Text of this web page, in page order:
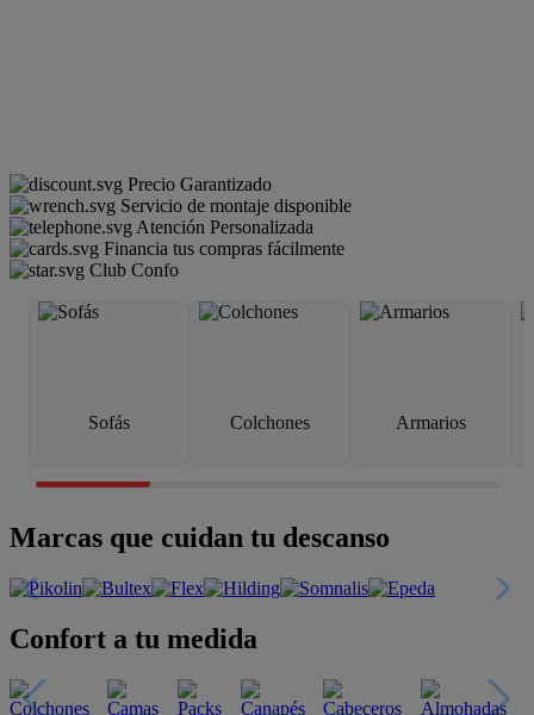
Precio Garantizado
Servicio de montaje disponible
Atención Personalizada
Financia tus compras fácilmente
Club Confo
Sofás Colchones Armarios
Marcas que cuidan tu descanso
Confort a tu medida